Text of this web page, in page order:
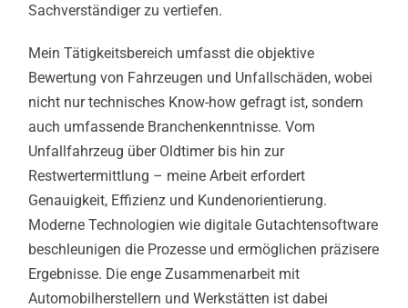
Sachverständiger zu vertiefen.
Mein Tätigkeitsbereich umfasst die objektive
Bewertung von Fahrzeugen und Unfallschäden, wobei
nicht nur technisches Know-how gefragt ist, sondern
auch umfassende Branchenkenntnisse. Vom
Unfallfahrzeug über Oldtimer bis hin zur
Restwertermittlung – meine Arbeit erfordert
Genauigkeit, Effizienz und Kundenorientierung.
Moderne Technologien wie digitale Gutachtensoftware
beschleunigen die Prozesse und ermöglichen präzisere
Ergebnisse. Die enge Zusammenarbeit mit
Automobilherstellern und Werkstätten ist dabei